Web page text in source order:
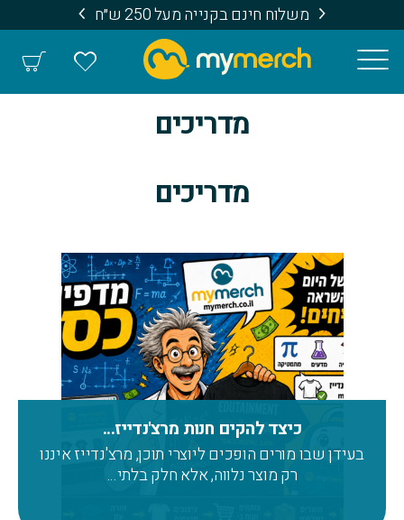
משלוח חינם בקנייה מעל 250 ש״ח
מדריכים
מדריכים
כיצד להקים חנות מרצ'נדייז...
בעידן שבו מורים הופכים ליוצרי תוכן, מרצ'נדייז איננו
רק מוצר נלווה, אלא חלק בלתי...